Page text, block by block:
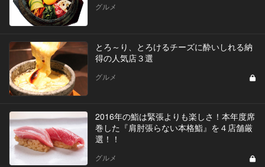
グルメ
とろ～り、とろけるチーズに酔いしれる納
得の人気店３選
グルメ
2016年の鮨は緊張よりも楽しさ！本年度席
巻した『肩肘張らない本格鮨』を４店舗厳
選！！
グルメ